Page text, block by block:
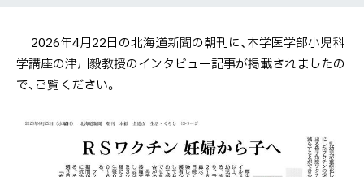
2026年4月22日の北海道新聞の朝刊に、本学医学部小児科
学講座の津川毅教授のインタビュー記事が掲載されましたの
で、ご覧ください。